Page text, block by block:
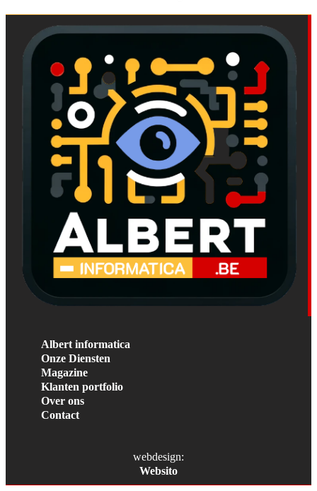
Albert informatica
Onze Diensten
Magazine
Klanten portfolio
Over ons
Contact
webdesign:
Websito